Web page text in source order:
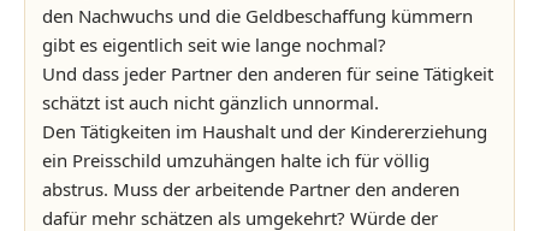
den Nachwuchs und die Geldbeschaffung kümmern
gibt es eigentlich seit wie lange nochmal?
Und dass jeder Partner den anderen für seine Tätigkeit
schätzt ist auch nicht gänzlich unnormal.
Den Tätigkeiten im Haushalt und der Kindererziehung
ein Preisschild umzuhängen halte ich für völlig
abstrus. Muss der arbeitende Partner den anderen
dafür mehr schätzen als umgekehrt? Würde der